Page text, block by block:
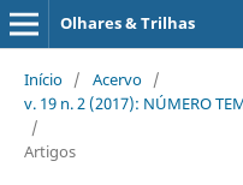
Olhares & Trilhas
Início / Acervo /
v. 19 n. 2 (2017): NÚMERO
/
Artigos